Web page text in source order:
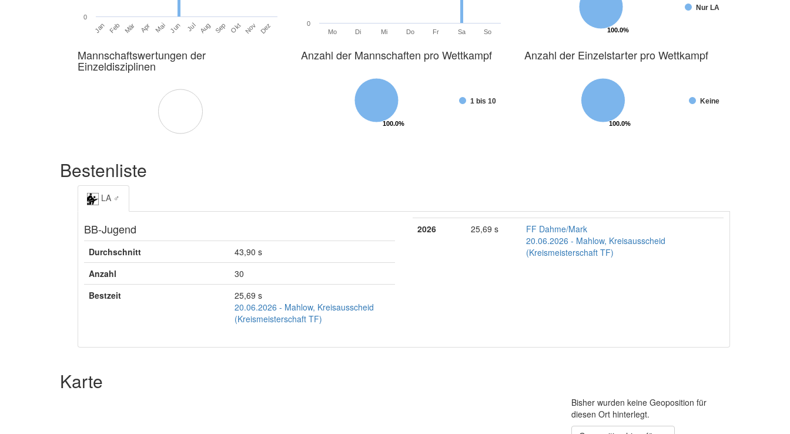
Jan Feb Mär Apr Mai Jun Jul Aug Sep Okt Nov Dez
0
Mo Di Mi Do Fr Sa So
0
100.0%
100.0%
Nur LA
Mannschaftswertungen der
Einzeldisziplinen
Anzahl der Mannschaften pro Wettkampf
100.0%
100.0%
1 bis 10
Anzahl der Einzelstarter pro Wettkampf
100.0%
100.0%
Keine
Bestenliste
LA ♂
BB-Jugend
Durchschnitt
43,90 s
Anzahl
30
Bestzeit
25,69 s
20.06.2026 - Mahlow, Kreisausscheid
(Kreismeisterschaft TF)
2026 25,69 s
FF Dahme/Mark
20.06.2026 - Mahlow, Kreisausscheid
(Kreismeisterschaft TF)
Karte
Bisher wurden keine Geoposition für
diesen Ort hinterlegt.